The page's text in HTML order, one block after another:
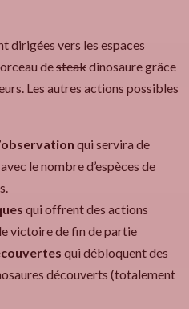
dirigées vers les espaces
desteakdinosaure grâce
Les autres actions possibles
qui servira de
le nombre d’espèces de
qui offrent des actions
victoire de fin de partie
qui débloquent des
découverts (totalement